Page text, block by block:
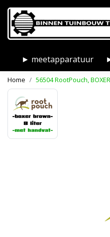
► meetapparatuur
Home 56504 RootPouch,